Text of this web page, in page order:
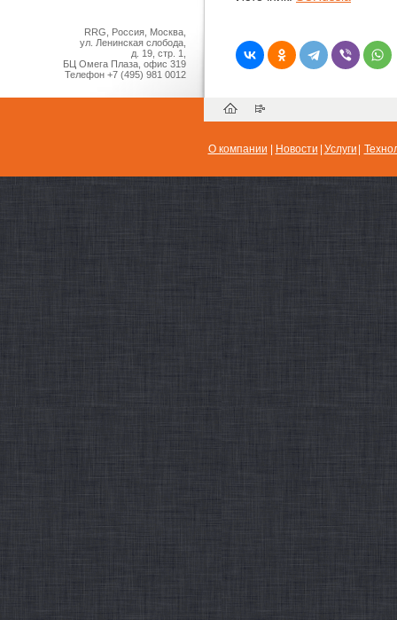
RRG, Россия, Москва,
ул. Ленинская слобода,
д. 19, стр. 1,
БЦ Омега Плаза, офис 319
Телефон +7 (495) 981 0012
О компании Новости Услуги